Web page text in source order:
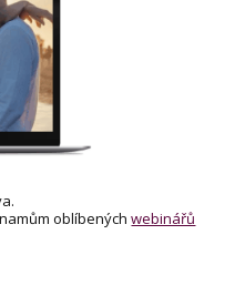
oblíbenýchwebinářů